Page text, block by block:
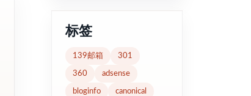
标签
139邮箱 301
360 adsense
bloginfo canonical